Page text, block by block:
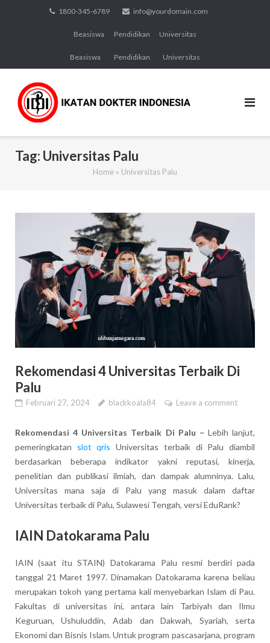
1800-345-6789 info@yourdomain.com
Beasiswa Pendidikan Universitas
Beasiswa Pendidikan Universitas
Tag: Universitas Palu
Home » Universitas Palu
Rekomendasi 4 Universitas Terbaik Di
Palu
Februari 27, 2024 blackkoala84 Leave a comment
Rekomendasi 4 Universitas Terbaik Di Palu – Lebih lanjut,
pemeringkatan slot qris Universitas terbaik di Palu diambil
berdasarkan beberapa indikator yakni reputasi, kinerja,
penelitian dan publikasi ilmiah, dan dampak alumninya. Lalu,
Universitas mana saja di Palu yang masuk dalam daftar
Universitas terbaik di Palu, Sulawesi Tengah, versi EduRank?
IAIN Datokarama Palu
IAIN (saat itu STAIN) Datokarama Palu resmi berdiri pada
tanggal 21 Maret 1997. Dinamakan Datokarama karena beliau
merupakan tokoh yang pertama kali menyebarkan Islam di Pau.
Fakultas di universitas ini, antara lain Tarbiyah dan Ilmu
Keguruan, Ushuluddin, Adab dan Dakwah, Syariah, serta
Ekonomi dan Bisnis Islam. Untuk program pascasarjana, program